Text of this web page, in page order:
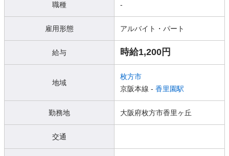
職種 -
雇用形態 アルバイト・パート
給与 時給1,200円
地域
枚方市
京阪本線 - 香里園駅
勤務地 大阪府枚方市香里ヶ丘
交通